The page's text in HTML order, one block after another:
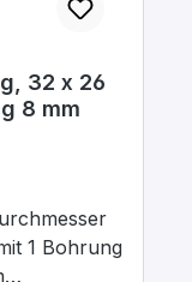
32 x 26
8 mm
1 Bohrung